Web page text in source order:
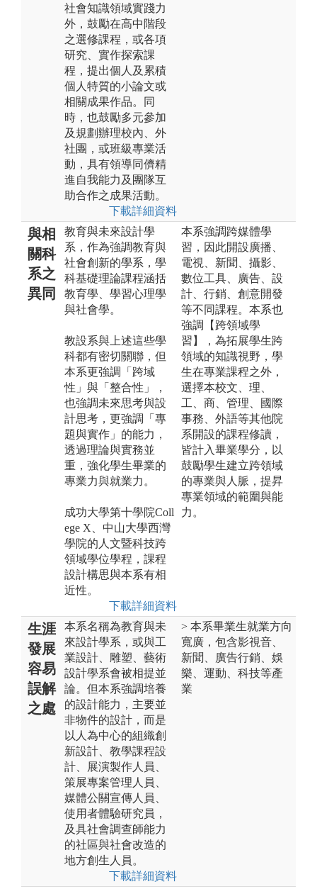
社會知識領域實踐力
外，鼓勵在高中階段
之選修課程，或各項
研究、實作探索課
程，提出個人及累積
個人特質的小論文或
相關成果作品。同
時，也鼓勵多元參加
及規劃辦理校內、外
社團，或班級專業活
動，具有領導同儕精
進自我能力及團隊互
助合作之成果活動。
下載詳細資料
與相
關科
系之
異同
教育與未來設計學
系，作為強調教育與
社會創新的學系，學
科基礎理論課程涵括
教育學、學習心理學
與社會學。
教設系與上述這些學
科都有密切關聯，但
本系更強調「跨域
性」與「整合性」，
也強調未來思考與設
計思考，更強調「專
題與實作」的能力，
透過理論與實務並
重，強化學生畢業的
專業力與就業力。
成功大學第十學院Coll
ege X、中山大學西灣
學院的人文暨科技跨
領域學位學程，課程
設計構思與本系有相
近性。
下載詳細資料
本系強調跨媒體學
習，因此開設廣播、
電視、新聞、攝影、
數位工具、廣告、設
計、行銷、創意開發
等不同課程。本系也
強調【跨領域學
習】，為拓展學生跨
領域的知識視野，學
生在專業課程之外，
選擇本校文、理、
工、商、管理、國際
事務、外語等其他院
系開設的課程修讀，
皆計入畢業學分，以
鼓勵學生建立跨領域
的專業與人脈，提昇
專業領域的範圍與能
力。
生涯
發展
容易
誤解
之處
本系名稱為教育與未
來設計學系，或與工
業設計、雕塑、藝術
設計學系會被相提並
論。但本系強調培養
的設計能力，主要並
非物件的設計，而是
以人為中心的組織創
新設計、教學課程設
計、展演製作人員、
策展專案管理人員、
媒體公關宣傳人員、
使用者體驗研究員，
及具社會調查師能力
的社區與社會改造的
地方創生人員。
下載詳細資料
> 本系畢業生就業方向
寬廣，包含影視音、
新聞、廣告行銷、娛
樂、運動、科技等產
業